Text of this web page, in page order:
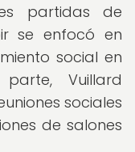
partidas de
se enfocó en
social en
Vuillard
sociales
de salones